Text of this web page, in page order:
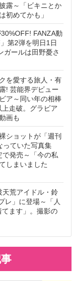
露～「ビキニとか
初めてかも」
FANZA動
第2弾を明日1日
ガールは田野憂さ
を愛する旅人・有
! 芸能界デビュー
ア～同い年の相棒
上走破。グラビア
画も
ショットが「週刊
っていた写真集
で発売～「今の私
しまいました
天荒アイドル・鈴
レ」に登場～「人
ます」。撮影の